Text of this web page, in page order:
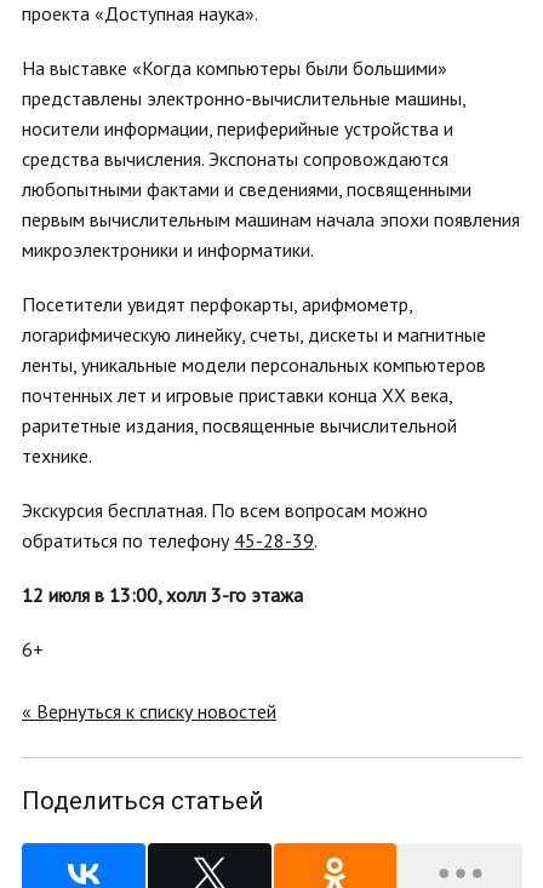
проекта «Доступная наука».
На выставке «Когда компьютеры были большими»
представлены электронно-вычислительные машины,
носители информации, периферийные устройства и
средства вычисления. Экспонаты сопровождаются
любопытными фактами и сведениями, посвященными
первым вычислительным машинам начала эпохи появления
микроэлектроники и информатики.
Посетители увидят перфокарты, арифмометр,
логарифмическую линейку, счеты, дискеты и магнитные
ленты, уникальные модели персональных компьютеров
почтенных лет и игровые приставки конца XX века,
раритетные издания, посвященные вычислительной
технике.
Экскурсия бесплатная. По всем вопросам можно
обратиться по телефону 45-28-39.
12 июля в 13:00, холл 3-го этажа
6+
« Вернуться к списку новостей
Поделиться статьей